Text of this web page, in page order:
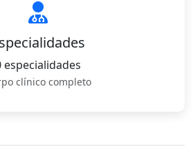
especialidades
clínico completo